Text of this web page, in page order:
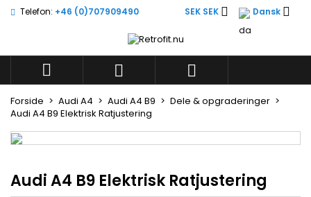
Telefon: +46 (0)707909490 Dansk 
SEK SEK 
  
Forside Audi A4 Audi A4 B9
Dele & opgraderinger
Audi A4 B9 Elektrisk Ratjustering
Audi A4 B9 Elektrisk Ratjustering
×
Create new list
×
((label))
((cancelText)) ((createText))
×
Du skal være logget på for at gemme produkter på
din ønskeliste.
((cancelText))